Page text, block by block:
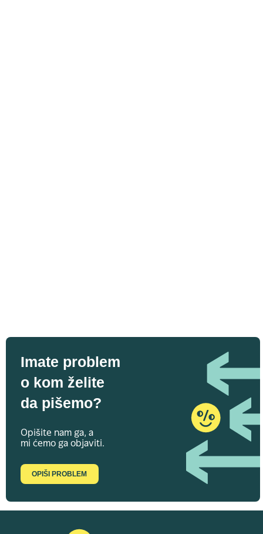
Imate problem
o kom želite
da pišemo?
Opišite nam ga, a
mi ćemo ga objaviti.
OPIŠI PROBLEM